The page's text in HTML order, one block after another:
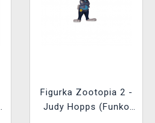
Figurka Zootopia 2 -
Judy Hopps (Funko